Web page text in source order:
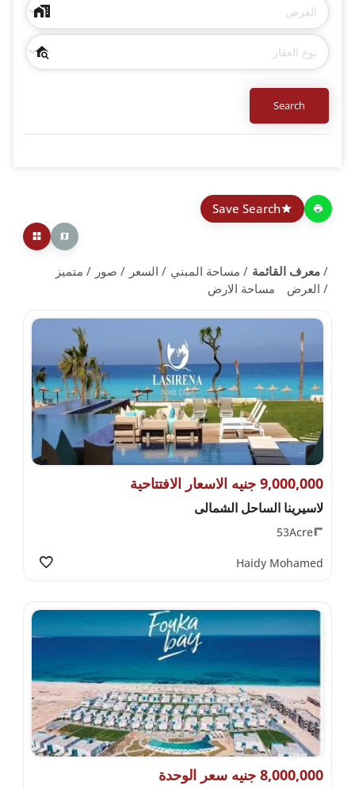
Save Search
معرف القائمة مساحة المبني السعر صور
متميز
العرض
مساحة الارض
9,000,000 جنيه الاسعار الافتتاحية
لاسيرينا الساحل الشمالى
53Acre
Haidy Mohamed
8,000,000 جنيه سعر الوحدة